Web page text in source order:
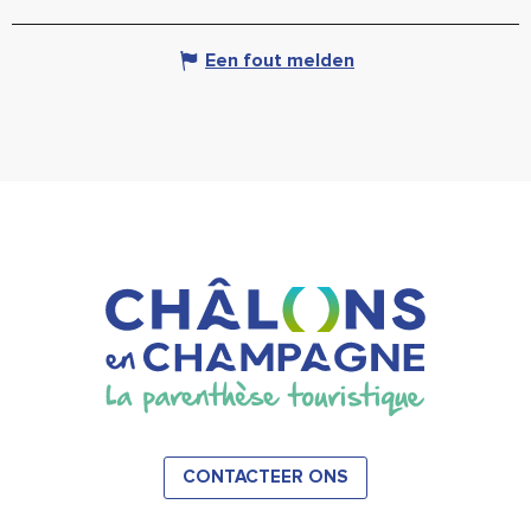
Een fout melden
CONTACTEER ONS